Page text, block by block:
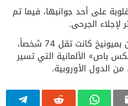
على أحد جوانبها، فيما تم
لإجلاء الجرحى.
والحافلة التي تربط برلين بميونيخ كانت تقل 74 شخصاً،
باص» الألمانية التي تسير
الدول الأوروبية.